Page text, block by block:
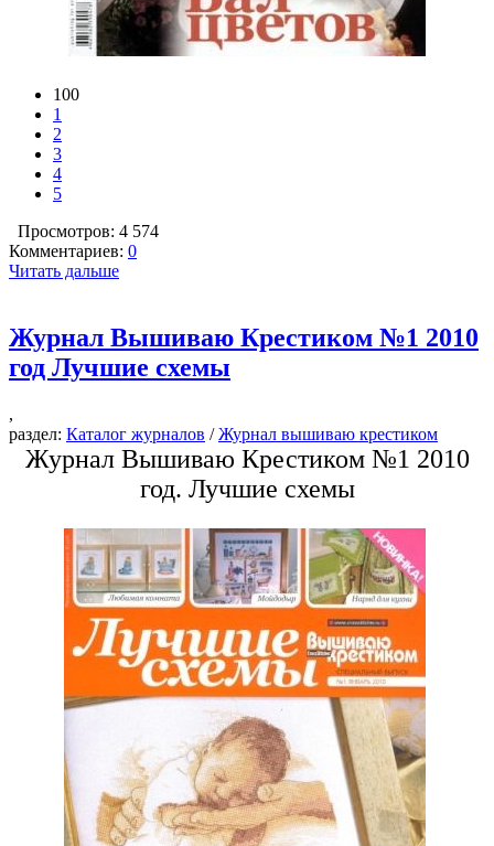
100
1
2
3
4
5
Просмотров: 4 574
Комментариев: 0
Читать дальше
Журнал Вышиваю Крестиком №1 2010
год Лучшие схемы
,
раздел: Каталог журналов /Журнал вышиваю крестиком
Журнал Вышиваю Крестиком №1 2010
год. Лучшие схемы